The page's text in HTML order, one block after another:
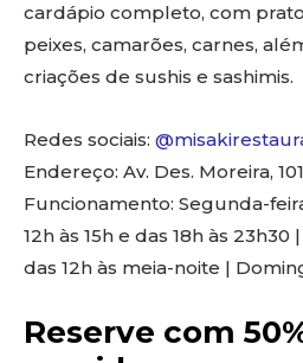
cardápio completo, com
peixes, camarões, carnes,
criações de sushis e sashimis.
Redes sociais:
Endereço: Av. Des. Moreira,
Funcionamento: Segunda-
12h às 15h e das 18h às 23h30
das 12h às meia-noite |
Reserve com